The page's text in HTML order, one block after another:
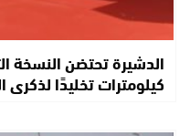
كيلومترات تخليدًا